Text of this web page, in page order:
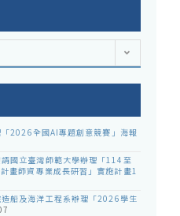
2026全國AI專題創意競賽」海報
國立臺灣師範大學辦理「114至
畫師資專業成長研習」實施計畫1
船及海洋工程系辦理「2026學生